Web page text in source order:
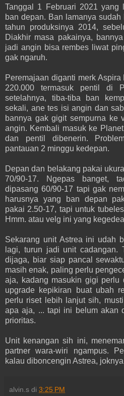
Tanggal 1 Februari 2021 yang
ban depan. Ban lamanya
tahun produksinya 2014,
Diakhir masa pakainya,
jadi angin bisa rembes liwat
gak ngaruh.
Peremajaan diganti merk
220.000 termasuk pentil di
setelahnya, tiba-tiba ban
sekali, ane tes isi angin dan
bannya gak gigit sempurna ke
angin. Kembali masuk ke
dan pentil dibenerin.
pantauan 2 minggu kedepan.
Depan dan belakang pakai
70/90-17. Ngepas banget,
dipasang 60/90-17 tapi gak
harusnya yang ban depan
pakai 2.50-17, tapi untuk
Hmm. atau velg ini yang
Sekarang unit Astrea ini udah
lagi, turun jadi unit cadangan.
dijaga, biar siap pancal
masih enak, paling perlu
aja, kadang masukin gigi perlu
upgrade kepikiran buat ubah
perlu riset lebih lanjut sih,
apa aja, ... tapi ini belum akan
prioritas.
Unit kenangan sih ini,
partner wara-wiri ngampus.
kalau diboncengin Astrea,
alvin.s di 3:25 PM